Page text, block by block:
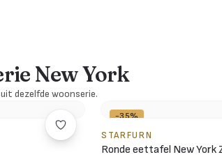
New York
dezelfde woonserie.
-35%
STARFURN
Ronde eettafel New York